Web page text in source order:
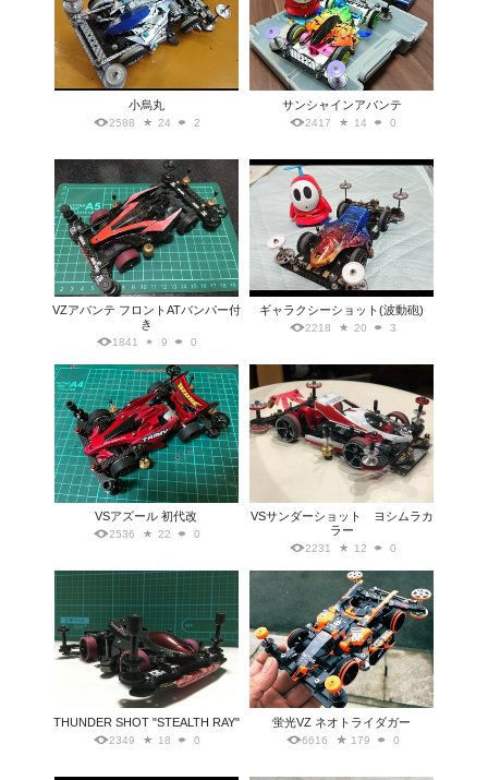
小烏丸
2588 24 2
サンシャインアバンテ
2417 14 0
VZアバンテ フロントATバンパー付
き
1841 9 0
ギャラクシーショット(波動砲)
2218 20 3
VSアズール 初代改
2536 22 0
VSサンダーショット ヨシムラカ
ラー
2231 12 0
THUNDER SHOT "STEALTH RAY"
2349 18 0
蛍光VZ ネオトライダガー
6616 179 0